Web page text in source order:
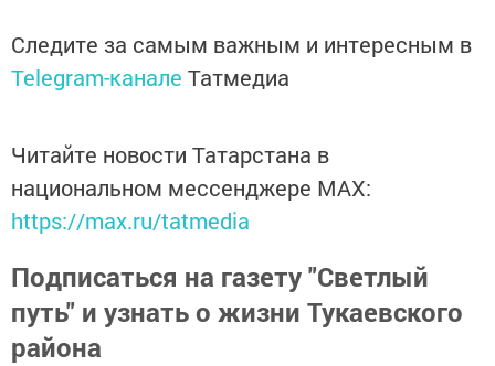
Следите за самым важным и интересным в
Telegram-канале Татмедиа
Читайте новости Татарстана в
национальном мессенджере MАХ:
https://max.ru/tatmedia
Подписаться на газету "Светлый
путь" и узнать о жизни Тукаевского
района